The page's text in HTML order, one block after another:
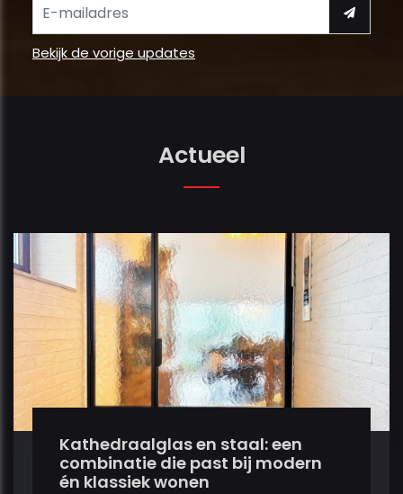
Bekijk de vorige updates
Actueel
Kathedraalglas en staal: een
combinatie die past bij modern
én klassiek wonen